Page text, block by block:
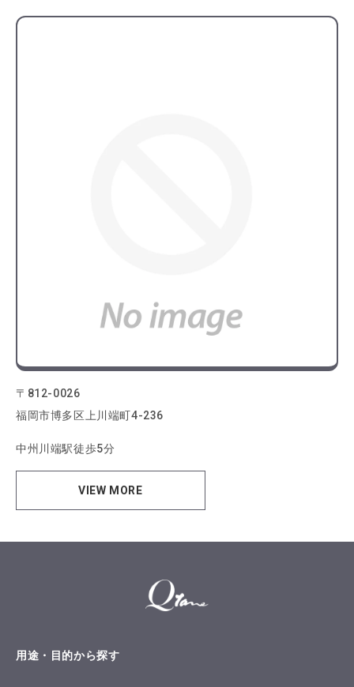
〒812-0026
福岡市博多区上川端町4-236
中州川端駅徒歩5分
VIEW MORE
用途・目的から探す